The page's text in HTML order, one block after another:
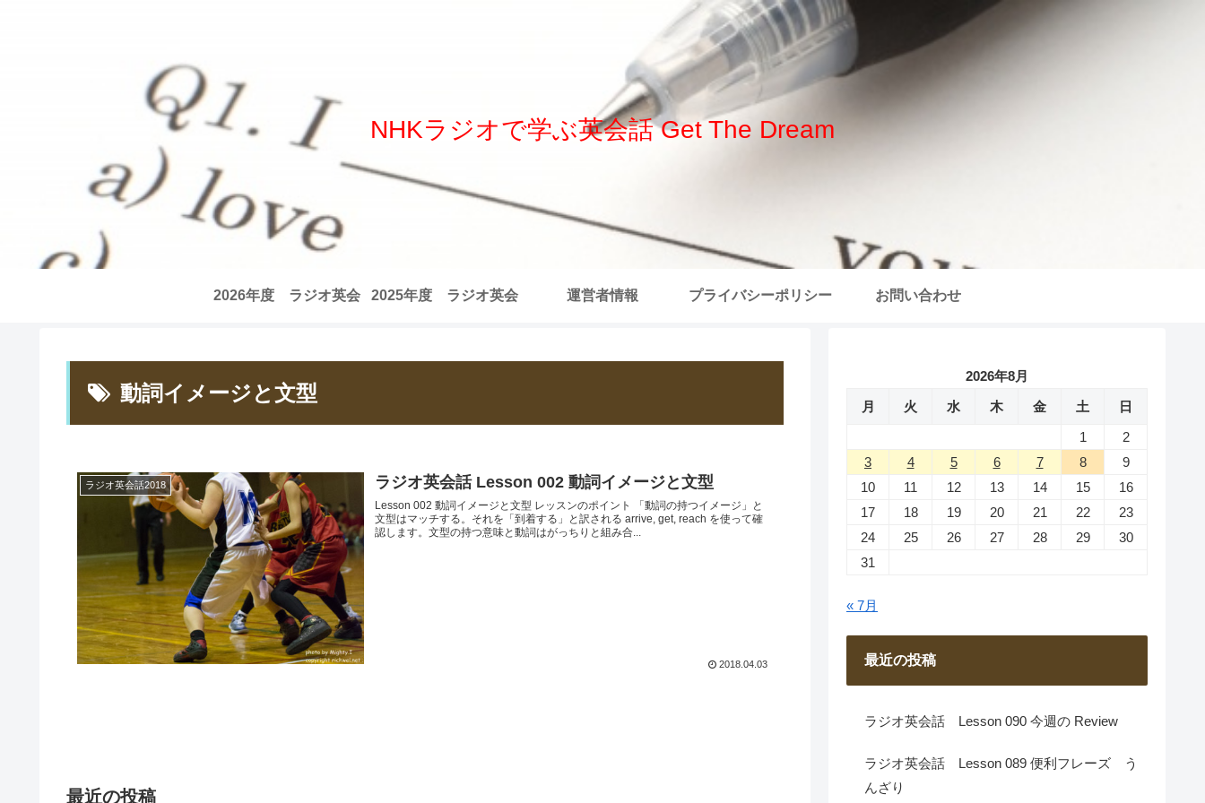
NHKラジオで学ぶ英会話 Get The Dream
2026年度 ラジオ英会 2025年度 ラジオ英会 運営者情報 プライバシーポリシー お問い合わせ
動詞イメージと文型
ラジオ英会話2018 ラジオ英会話 Lesson 002 動詞イメージと文型
Lesson 002 動詞イメージと文型 レッスンのポイント 「動詞の持つイメージ」と
文型はマッチする。それを「到着する」と訳される arrive, get, reach を使って確
認します。文型の持つ意味と動詞はがっちりと組み合...
2018.04.03
最近の投稿
2026年8月
月
火 水 木 金 土
日
1
2
3
4 5 6 7 8
9
10
11 12 13 14 15
16
17
18 19 20 21 22
23
24
25 26 27 28 29
30
31
« 7月
最近の投稿
ラジオ英会話 Lesson 090 今週の Review
ラジオ英会話 Lesson 089 便利フレーズ う
んざり